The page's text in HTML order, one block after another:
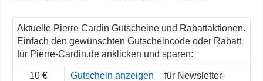
Aktuelle Pierre Cardin Gutscheine und Rabattaktionen.
Einfach den gewünschten Gutscheincode oder Rabatt
für Pierre-Cardin.de anklicken und sparen:
10 €
Gutschein anzeigen
für Newsletter-